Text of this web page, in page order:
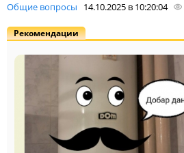
Общие вопросы 14.10.2025 в 10:20:04
Рекомендации